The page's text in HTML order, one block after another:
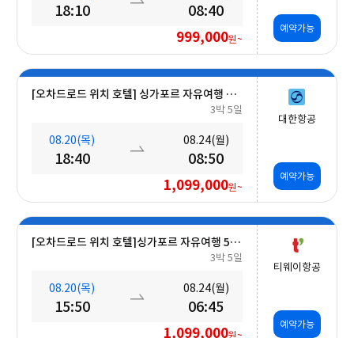
18:10 08:40
999,000원~
예약가능
[오차드로드 위치 호텔] 싱가포르 자유여행 5일 #조식포함
3박 5일
08.20(목)
18:40
08.24(월)
08:50
1,099,000원~
대한항공
예약가능
[오차드로드 위치 호텔]싱가포르 자유여행 5일 #조식포함 #A330대형기종
3박 5일
08.20(목)
15:50
08.24(월)
06:45
1,099,000원~
티웨이항공
예약가능